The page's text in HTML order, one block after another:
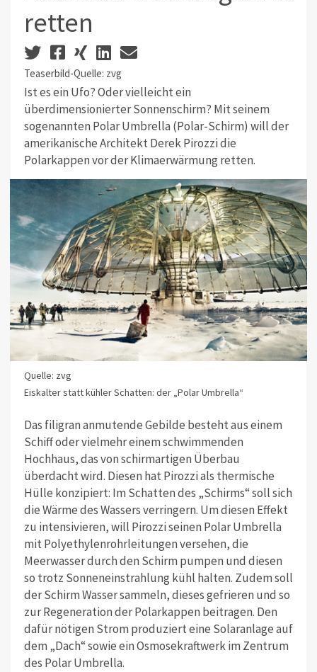
retten
Teaserbild-Quelle: zvg
Ist es ein Ufo? Oder vielleicht ein
überdimensionierter Sonnenschirm? Mit seinem
sogenannten Polar Umbrella (Polar-Schirm) will der
amerikanische Architekt Derek Pirozzi die
Polarkappen vor der Klimaerwärmung retten.
Quelle: zvg
Eiskalter statt kühler Schatten: der „Polar Umbrella“
Das filigran anmutende Gebilde besteht aus einem
Schiff oder vielmehr einem schwimmenden
Hochhaus, das von schirmartigen Überbau
überdacht wird. Diesen hat Pirozzi als thermische
Hülle konzipiert: Im Schatten des „Schirms“ soll sich
die Wärme des Wassers verringern. Um diesen Effekt
zu intensivieren, will Pirozzi seinen Polar Umbrella
mit Polyethylenrohrleitungen versehen, die
Meerwasser durch den Schirm pumpen und diesen
so trotz Sonneneinstrahlung kühl halten. Zudem soll
der Schirm Wasser sammeln, dieses gefrieren und so
zur Regeneration der Polarkappen beitragen. Den
dafür nötigen Strom produziert eine Solaranlage auf
dem „Dach“ sowie ein Osmosekraftwerk im Zentrum
des Polar Umbrella.